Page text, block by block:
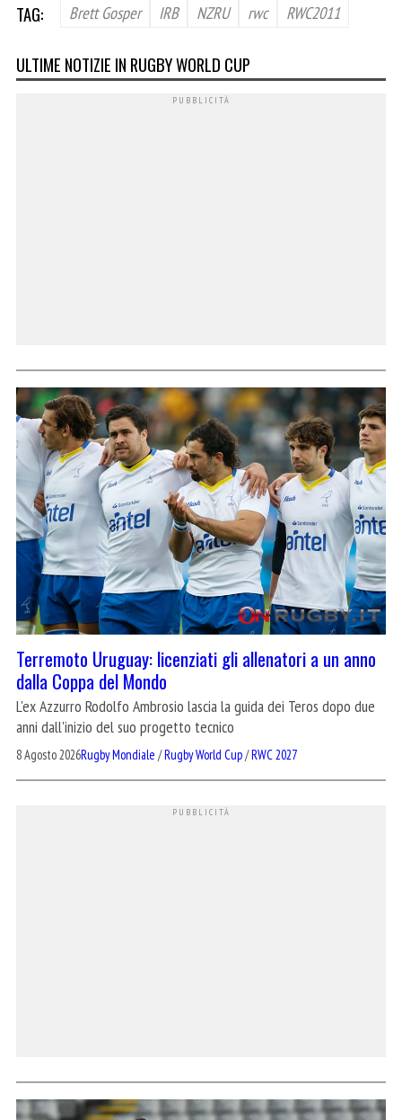
TAG: Brett Gosper IRB NZRU rwc RWC2011
ULTIME NOTIZIE IN RUGBY WORLD CUP
Terremoto Uruguay: licenziati gli allenatori a un anno
dalla Coppa del Mondo
L'ex Azzurro Rodolfo Ambrosio lascia la guida dei Teros dopo due
anni dall'inizio del suo progetto tecnico
8 Agosto 2026Rugby Mondiale /Rugby World Cup/RWC 2027